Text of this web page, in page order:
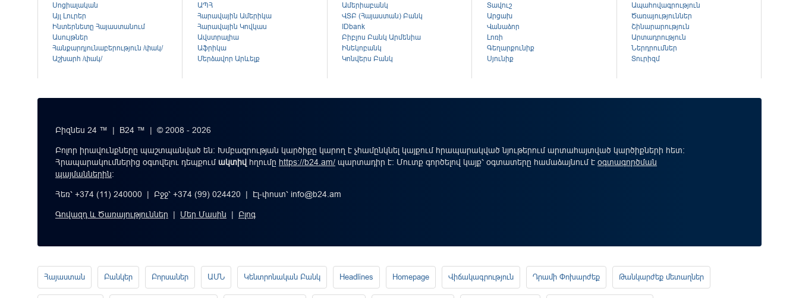
Սոցիալական
Այլ Լուրեր
Ինտերնետը Հայաստանում
Ասույթներ
Հանքարդյունաբերություն /փակ/
Աշխարհ /փակ/
ԱՊՀ
Հարավային Ամերիկա
Հարավային Կովկաս
Ավստրալիա
Աֆրիկա
Մերձավոր Արևելք
Ամերիաբանկ
ՎՏԲ (Հայաստան) Բանկ
IDbank
Բիբլոս Բանկ Արմենիա
Ինեկոբանկ
Կոնվերս Բանկ
Տավուշ
Արցախ
Վանաձոր
Լոռի
Գեղարքունիք
Սյունիք
Ապահովագրություն
Ծառայություններ
Շինարարություն
Արտադրություն
Ներդրումներ
Տուրիզմ
Բիզնես 24 ™ | B24 ™ | © 2008 - 2026
Բոլոր իրավունքները պաշտպանված են: Խմբագրության կարծիքը կարող է չհամընկնել կայքում հրապարակված նյութերում արտահայտված կարծիքների հետ:
Հրապարակումներից օգտվելու դեպքումակտիվ հղումը https://b24.am/ պարտադիր է: Մուտք գործելով կայք՝ օգտատերը համաձայնում է օգտագործման
պայմաններին։
Հեռ՝ +374 (11) 240000 | Բջջ՝ +374 (99) 024420 | Էլ-փոստ՝ info@b24.am
Գովազդ և Ծառայություններ | Մեր Մասին | Բլոգ
Հայաստան Բանկեր Բորսաներ ԱՄՆ Կենտրոնական Բանկ Headlines Homepage Վիճակագրություն Դրամի Փոխարժեք Թանկարժեք մետաղներ